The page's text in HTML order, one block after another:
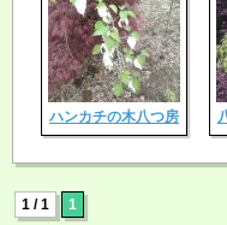
ハンカチの木八つ房
1 / 1 1